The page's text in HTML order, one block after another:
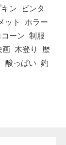
ン
ビンタ
ット
ホラー
コーン 制服
画 木登り
歴
酸っぱい 釣